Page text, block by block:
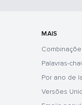
MAIS
Palavras-
Por ano de
Versões